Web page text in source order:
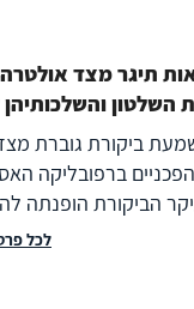
תיגר מצד
השלטון
שנת 2024 נשמעת ביקורת גוברת
ברפובליקה
הביקורת הופנתה
שנועד להחריף את
לכל